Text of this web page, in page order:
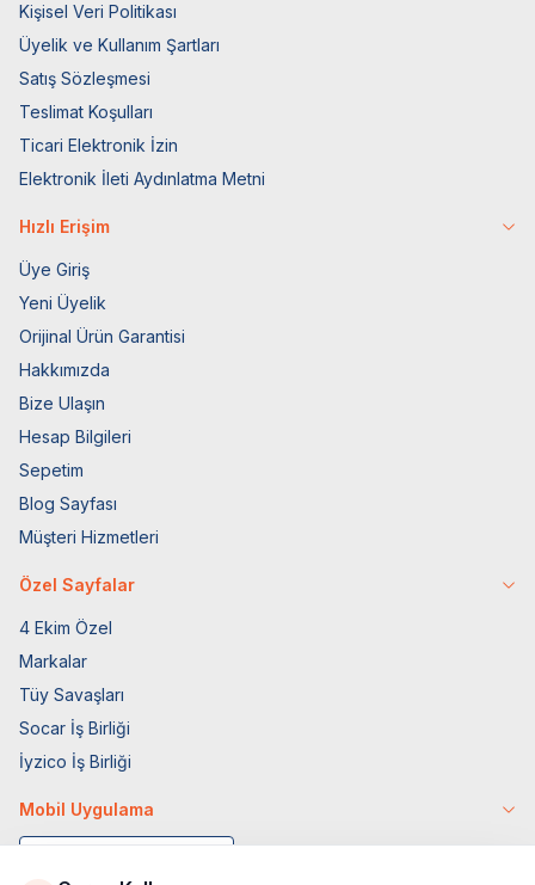
Kişisel Veri Politikası
Üyelik ve Kullanım Şartları
Satış Sözleşmesi
Teslimat Koşulları
Ticari Elektronik İzin
Elektronik İleti Aydınlatma Metni
Hızlı Erişim
Üye Giriş
Yeni Üyelik
Orijinal Ürün Garantisi
Hakkımızda
Bize Ulaşın
Hesap Bilgileri
Sepetim
Blog Sayfası
Müşteri Hizmetleri
Özel Sayfalar
4 Ekim Özel
Markalar
Tüy Savaşları
Socar İş Birliği
İyzico İş Birliği
Mobil Uygulama